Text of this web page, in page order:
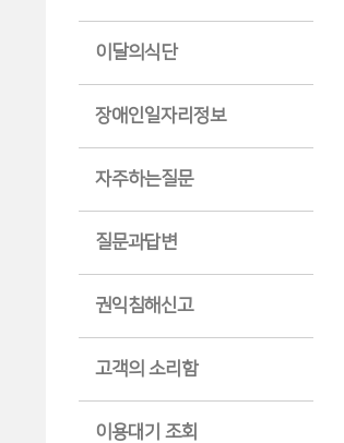
이달의식단
장애인일자리정보
자주하는질문
질문과답변
권익침해신고
고객의 소리함
이용대기 조회